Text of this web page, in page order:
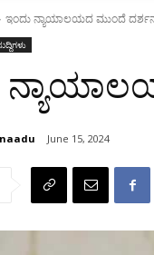
ಇಂದು ನ್ಯಾಯಾಲಯದ ಮುಂದೆ
June 15, 2024